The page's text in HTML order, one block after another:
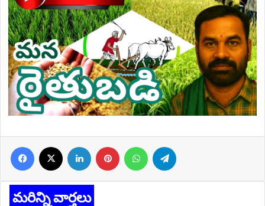
Facebook LinkedIn Pinterest WhatsApp
మరిన్ని వార్తలు